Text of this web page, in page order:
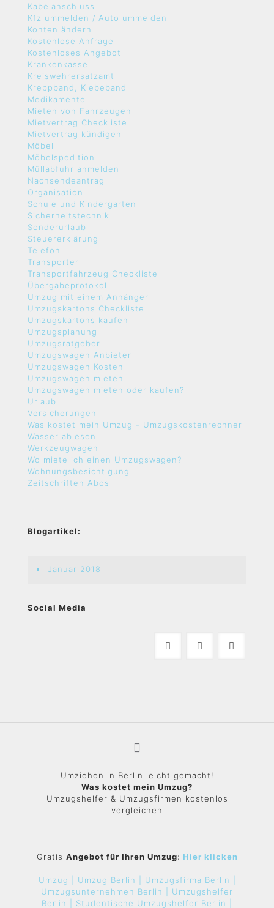
Kabelanschluss
Kfz ummelden / Auto ummelden
Konten ändern
Kostenlose Anfrage
Kostenloses Angebot
Krankenkasse
Kreiswehrersatzamt
Kreppband, Klebeband
Medikamente
Mieten von Fahrzeugen
Mietvertrag Checkliste
Mietvertrag kündigen
Möbel
Möbelspedition
Müllabfuhr anmelden
Nachsendeantrag
Organisation
Schule und Kindergarten
Sicherheitstechnik
Sonderurlaub
Steuererklärung
Telefon
Transporter
Transportfahrzeug Checkliste
Übergabeprotokoll
Umzug mit einem Anhänger
Umzugskartons Checkliste
Umzugskartons kaufen
Umzugsplanung
Umzugsratgeber
Umzugswagen Anbieter
Umzugswagen Kosten
Umzugswagen mieten
Umzugswagen mieten oder kaufen?
Urlaub
Versicherungen
Was kostet mein Umzug - Umzugskostenrechner
Wasser ablesen
Werkzeugwagen
Wo miete ich einen Umzugswagen?
Wohnungsbesichtigung
Zeitschriften Abos
Blogartikel:
Januar 2018
Social Media
Umziehen in Berlin leicht gemacht!
Was kostet mein Umzug?
Umzugshelfer & Umzugsfirmen kostenlos
vergleichen
Gratis Angebot für Ihren Umzug: Hier klicken
Umzug | Umzug Berlin |
Umzugsfirma Berlin |
Umzugsunternehmen Berlin | Umzugshelfer
Berlin | Studentische Umzugshelfer Berlin |